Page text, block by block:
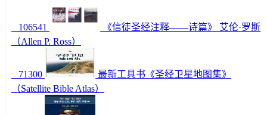
106541
《信徒圣经注释——诗篇》 艾伦·罗斯
（Allen P. Ross）
71300
最新工具书《圣经卫星地图集》
（Satellite Bible Atlas）